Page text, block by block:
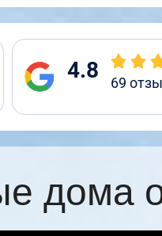
4.8 69
дома